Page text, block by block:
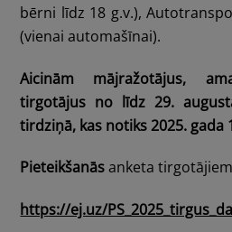
bērni līdz 18 g.v.),
(vienai automašīnai).
Aicinām mājražotājus,
tirgotājus no līdz 29.
tirdziņā, kas notiks 2025. gada
Pieteikšanāsanketa
https://ej.uz/